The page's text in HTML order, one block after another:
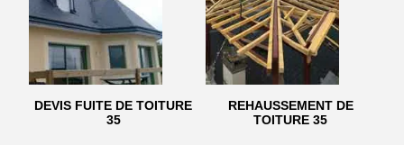
DEVIS FUITE DE TOITURE
35
REHAUSSEMENT DE
TOITURE 35